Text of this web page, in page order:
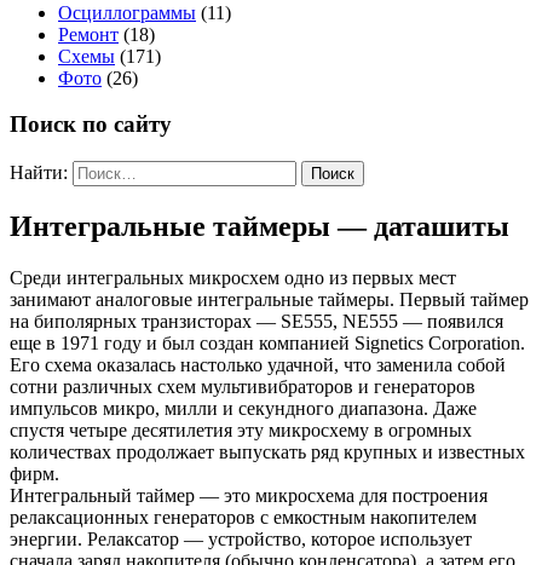
Осциллограммы (11)
Ремонт (18)
Схемы (171)
Фото (26)
Поиск по сайту
Найти:
Интегральные таймеры — даташиты
Среди интегральных микросхем одно из первых мест
занимают аналоговые интегральные таймеры. Первый таймер
на биполярных транзисторах — SE555, NE555 — появился
еще в 1971 году и был создан компанией Signetics Corporation.
Его схема оказалась настолько удачной, что заменила собой
сотни различных схем мультивибраторов и генераторов
импульсов микро, милли и секундного диапазона. Даже
спустя четыре десятилетия эту микросхему в огромных
количествах продолжает выпускать ряд крупных и известных
фирм.
Интегральный таймер — это микросхема для построения
релаксационных генераторов с емкостным накопителем
энергии. Релаксатор — устройство, которое использует
сначала заряд накопителя (обычно конденсатора), а затем его